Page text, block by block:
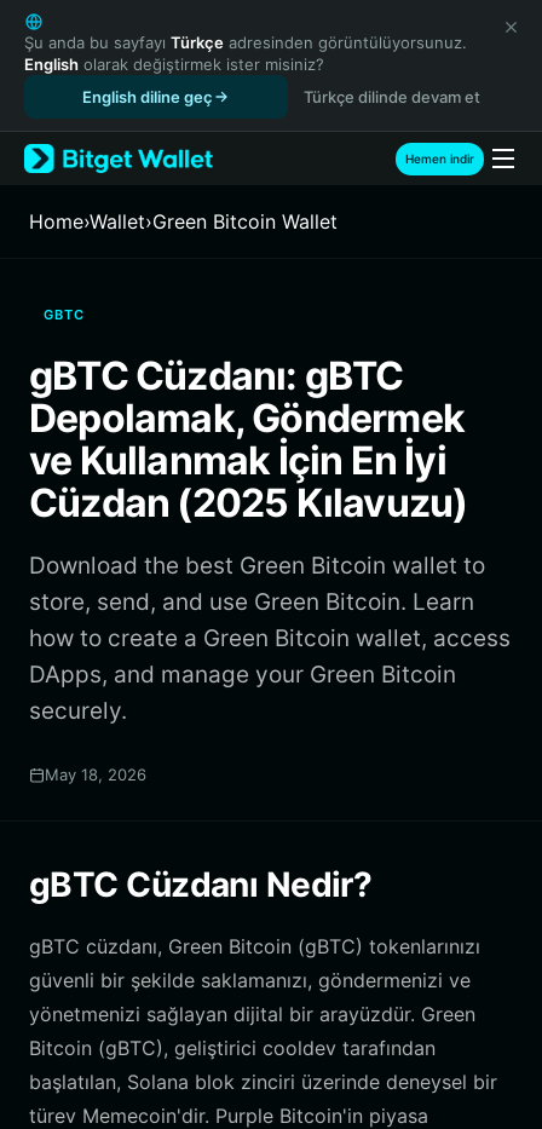
English
日本語
Tiếng Việt
Español (Latinoamérica)
Türkçe
Français
繁體中文
Bahasa Indonesia
ภาษาไทย
Español
Português (Brasil)
Şu anda bu sayfayı Türkçe adresinden görüntülüyorsunuz.
English olarak değiştirmek ister misiniz?
English diline geç
Türkçe dilinde devam et
Hemen indir
Home›Wallet›Green Bitcoin Wallet
GBTC
gBTC Cüzdanı: gBTC
Depolamak, Göndermek
ve Kullanmak İçin En İyi
Cüzdan (2025 Kılavuzu)
Download the best Green Bitcoin wallet to
store, send, and use Green Bitcoin. Learn
how to create a Green Bitcoin wallet, access
DApps, and manage your Green Bitcoin
securely.
May 18, 2026
gBTC Cüzdanı Nedir?
gBTC cüzdanı, Green Bitcoin (gBTC) tokenlarınızı
güvenli bir şekilde saklamanızı, göndermenizi ve
yönetmenizi sağlayan dijital bir arayüzdür. Green
Bitcoin (gBTC), geliştirici cooldev tarafından
başlatılan, Solana blok zinciri üzerinde deneysel bir
türev Memecoin'dir. Purple Bitcoin'in piyasa